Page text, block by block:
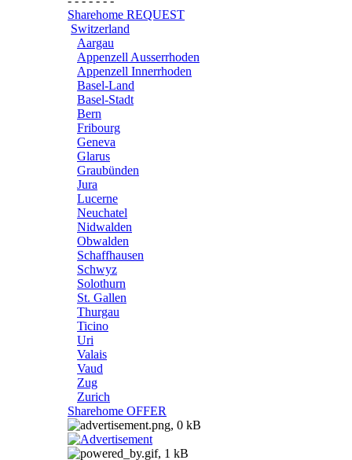
Sharehome REQUEST
Switzerland
Aargau
Appenzell Ausserrhoden
Appenzell Innerrhoden
Basel-Land
Basel-Stadt
Bern
Fribourg
Geneva
Glarus
Graubünden
Jura
Lucerne
Neuchatel
Nidwalden
Obwalden
Schaffhausen
Schwyz
Solothurn
St. Gallen
Thurgau
Ticino
Uri
Valais
Vaud
Zug
Zurich
Sharehome OFFER